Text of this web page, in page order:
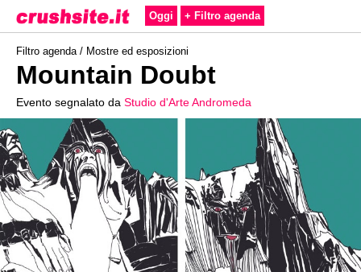
Oggi + Filtro agenda
Filtro agenda / Mostre ed esposizioni
Mountain Doubt
Evento segnalato da Studio d'Arte Andromeda